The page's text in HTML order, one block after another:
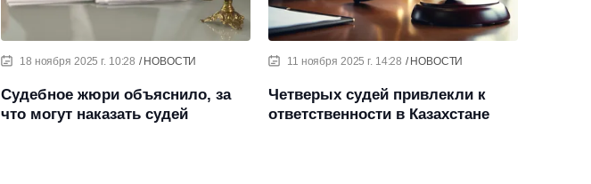
18 ноября 2025 г. 10:28 НОВОСТИ
Судебное жюри объяснило, за
что могут наказать судей
11 ноября 2025 г. 14:28 НОВОСТИ
Четверых судей привлекли к
ответственности в Казахстане